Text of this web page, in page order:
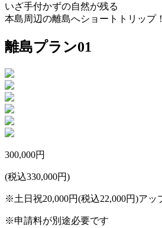
いざ手付かずの自然が残る
本島周辺の離島へショートトリップ！
離島プラン01
300,000円
(税込330,000円)
※土日祝20,000円(税込22,000円)アッ
※申請料が別途必要です